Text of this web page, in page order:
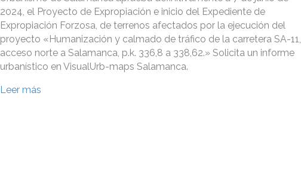
2024, el Proyecto de Expropiación e inicio del Expediente de
Expropiación Forzosa, de terrenos afectados por la ejecución del
proyecto «Humanización y calmado de tráfico de la carretera SA-11,
acceso norte a Salamanca, p.k. 336,8 a 338,62.» Solicita un informe
urbanístico en VisualUrb-maps Salamanca.
Leer más